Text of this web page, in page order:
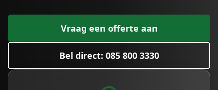
Vraag een offerte aan
Bel direct: 085 800 3330